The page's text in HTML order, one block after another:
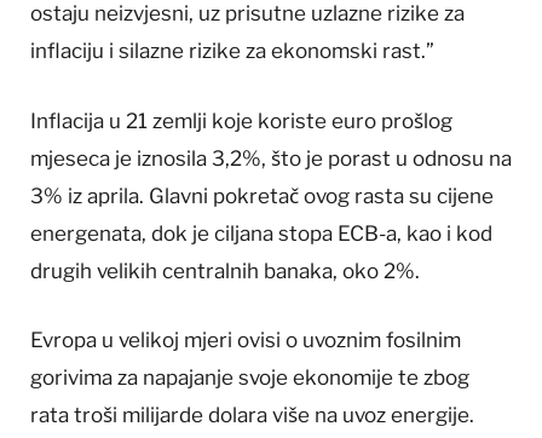
ostaju neizvjesni, uz prisutne uzlazne rizike za
inflaciju i silazne rizike za ekonomski rast.”
Inflacija u 21 zemlji koje koriste euro prošlog
mjeseca je iznosila 3,2%, što je porast u odnosu na
3% iz aprila. Glavni pokretač ovog rasta su cijene
energenata, dok je ciljana stopa ECB-a, kao i kod
drugih velikih centralnih banaka, oko 2%.
Evropa u velikoj mjeri ovisi o uvoznim fosilnim
gorivima za napajanje svoje ekonomije te zbog
rata troši milijarde dolara više na uvoz energije.